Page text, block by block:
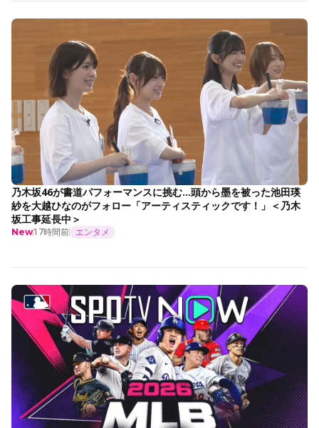
乃木坂46が書道パフォーマンスに挑む…頭から墨を被った池田瑛
紗を大越ひなのがフォロー「アーティスティックです！」＜乃木
坂工事延長中＞
New17時間前 エンタメ